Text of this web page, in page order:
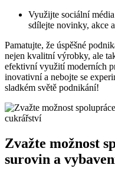
Využijte sociální
sdílejte novinky, akce
Pamatujte, že úspěšné
nejen kvalitní výrobky, ale
efektivní využití moderních
inovativní a nebojte se
sladkém světě podnikání!
Zvažte možnost
surovin a